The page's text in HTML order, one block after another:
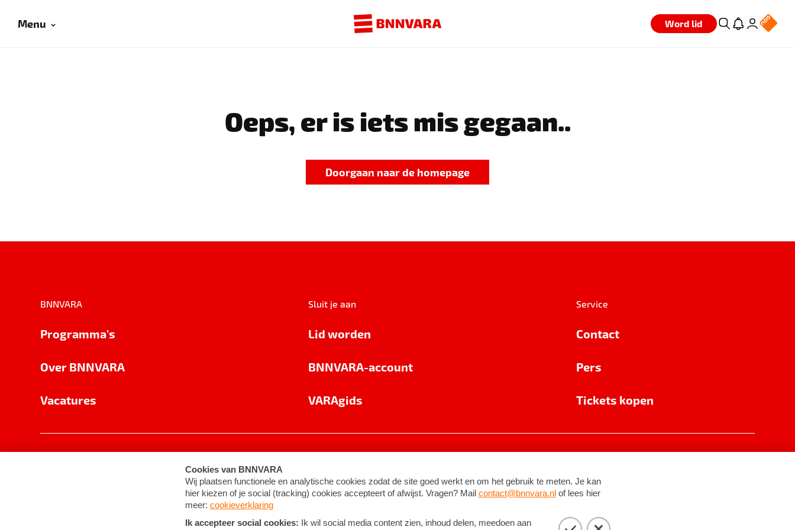
Menu Word lid
Oeps, er is iets mis gegaan..
Doorgaan naar de homepage
BNNVARA
Programma's
Over BNNVARA
Vacatures
Sluit je aan
Lid worden
BNNVARA-account
VARAgids
Service
Contact
Pers
Tickets kopen
Cookie-instellingen Algemene voorwaarden ©2026BNNVARA